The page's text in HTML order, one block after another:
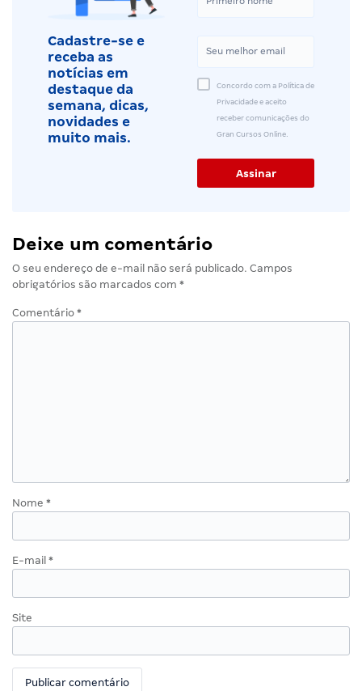
Cadastre-se e
receba as
notícias em
destaque da
semana, dicas,
novidades e
muito mais.
Concordo com a Política de
Privacidade e aceito
receber comunicações do
Gran Cursos Online.
Deixe um comentário
O seu endereço de e-mail não será publicado. Campos
obrigatórios são marcados com *
Comentário *
Nome *
E-mail *
Site